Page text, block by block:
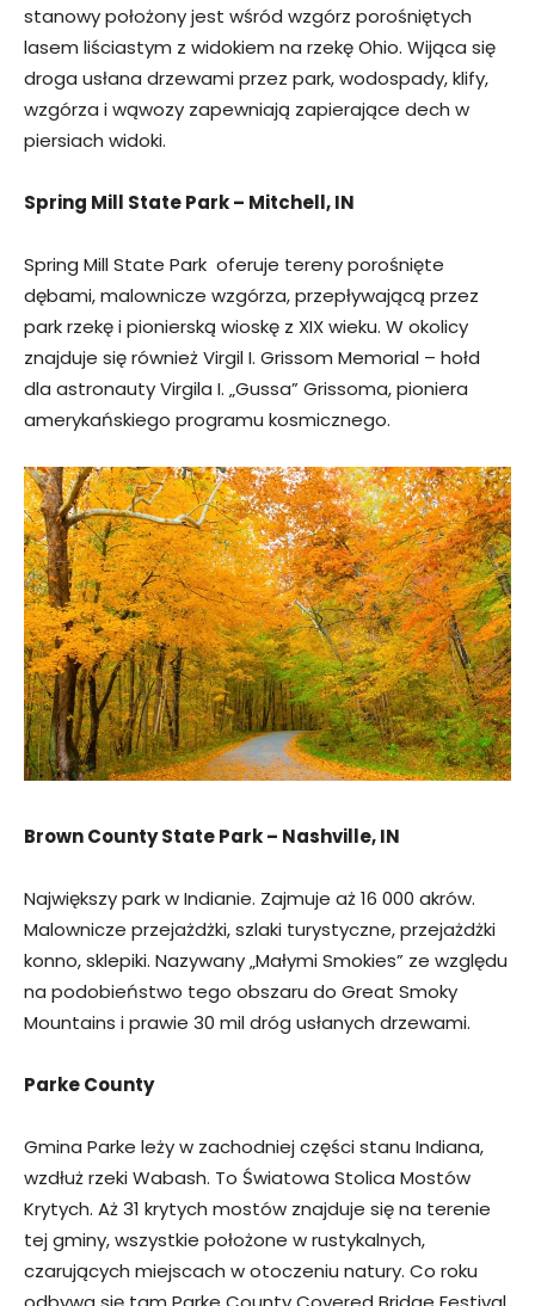
stanowy położony jest wśród wzgórz porośniętych
lasem liściastym z widokiem na rzekę Ohio. Wijąca się
droga usłana drzewami przez park, wodospady, klify,
wzgórza i wąwozy zapewniają zapierające dech w
piersiach widoki.
Spring Mill State Park – Mitchell, IN
Spring Mill State Park oferuje tereny porośnięte
dębami, malownicze wzgórza, przepływającą przez
park rzekę i pionierską wioskę z XIX wieku. W okolicy
znajduje się również Virgil I. Grissom Memorial – hołd
dla astronauty Virgila I. „Gussa” Grissoma, pioniera
amerykańskiego programu kosmicznego.
Brown County State Park – Nashville, IN
Największy park w Indianie. Zajmuje aż 16 000 akrów.
Malownicze przejażdżki, szlaki turystyczne, przejażdżki
konno, sklepiki. Nazywany „Małymi Smokies” ze względu
na podobieństwo tego obszaru do Great Smoky
Mountains i prawie 30 mil dróg usłanych drzewami.
Parke County
Gmina Parke leży w zachodniej części stanu Indiana,
wzdłuż rzeki Wabash. To Światowa Stolica Mostów
Krytych. Aż 31 krytych mostów znajduje się na terenie
tej gminy, wszystkie położone w rustykalnych,
czarujących miejscach w otoczeniu natury. Co roku